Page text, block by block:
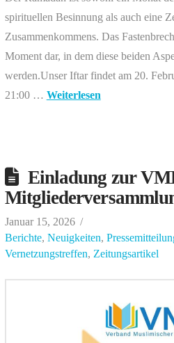
spirituellen Besinnung als auch eine
Zusammenkommens. Das
Moment dar, in dem diese beiden
werden.Unser Iftar findet am 20.
21:00 … Weiterlesen
Einladung zur
Januar 15, 2026
Berichte, Neuigkeiten,
Vernetzungstreffen, Zeitungsartikel